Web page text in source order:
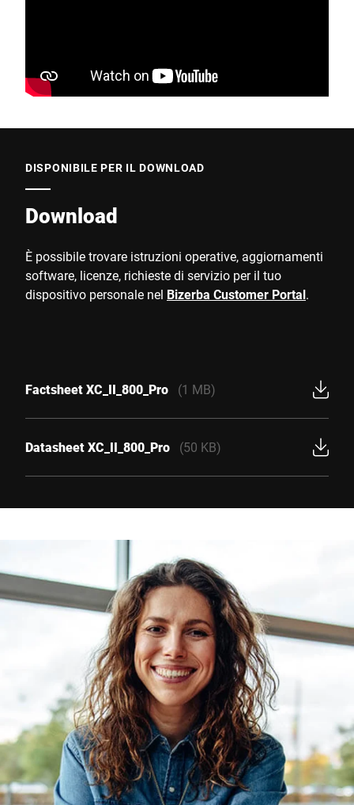
DISPONIBILE PER IL DOWNLOAD
Download
È possibile trovare istruzioni operative, aggiornamenti
software, licenze, richieste di servizio per il tuo
dispositivo personale nel Bizerba Customer Portal.
Factsheet XC_II_800_Pro (1 MB)
Datasheet XC_II_800_Pro (50 KB)